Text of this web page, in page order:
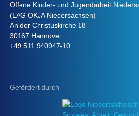
Offene Kinder- und Jugendarbeit
(LAG OKJA Niedersachsen)
An der Christuskirche 18
30167 Hannover
+49 511 940947-10
Gefördert durch